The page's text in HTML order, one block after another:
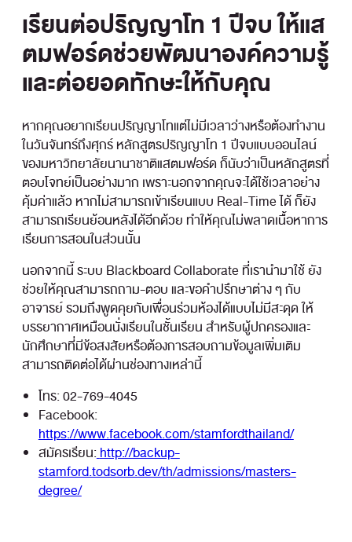
เรียนต่อปริญญาโท 1 ปีจบ ให้แส
ตมฟอร์ดช่วยพัฒนาองค์ความรู้
และต่อยอดทักษะให้กับคุณ
หากคุณอยากเรียนปริญญาโทแต่ไม่มีเวลาว่างหรือต้องทำงาน
ในวันจันทร์ถึงศุกร์ หลักสูตรปริญญาโท 1 ปีจบแบบออนไลน์
ของมหาวิทยาลัยนานาชาติแสตมฟอร์ด ก็นับว่าเป็นหลักสูตรที่
ตอบโจทย์เป็นอย่างมาก เพราะนอกจากคุณจะได้ใช้เวลาอย่าง
คุ้มค่าแล้ว หากไม่สามารถเข้าเรียนแบบ Real-Time ได้ ก็ยัง
สามารถเรียนย้อนหลังได้อีกด้วย ทำให้คุณไม่พลาดเนื้อหาการ
เรียนการสอนในส่วนนั้น
นอกจากนี้ ระบบ Blackboard Collaborate ที่เรานำมาใช้ ยัง
ช่วยให้คุณสามารถถาม-ตอบ และขอคำปรึกษาต่าง ๆ กับ
อาจารย์ รวมถึงพูดคุยกับเพื่อนร่วมห้องได้แบบไม่มีสะดุด ให้
บรรยากาศเหมือนนั่งเรียนในชั้นเรียน สำหรับผู้ปกครองและ
นักศึกษาที่มีข้อสงสัยหรือต้องการสอบถามข้อมูลเพิ่มเติม
สามารถติดต่อได้ผ่านช่องทางเหล่านี้
โทร: 02-769-4045
Facebook:
https://www.facebook.com/stamfordthailand/
สมัครเรียน:http://backup-
stamford.todsorb.dev/th/admissions/masters-
degree/